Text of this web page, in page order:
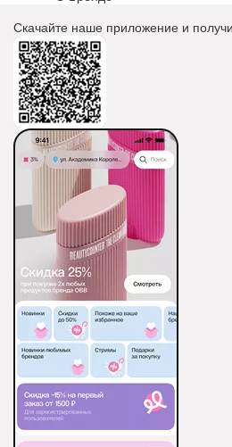
Скачайте наше приложение и